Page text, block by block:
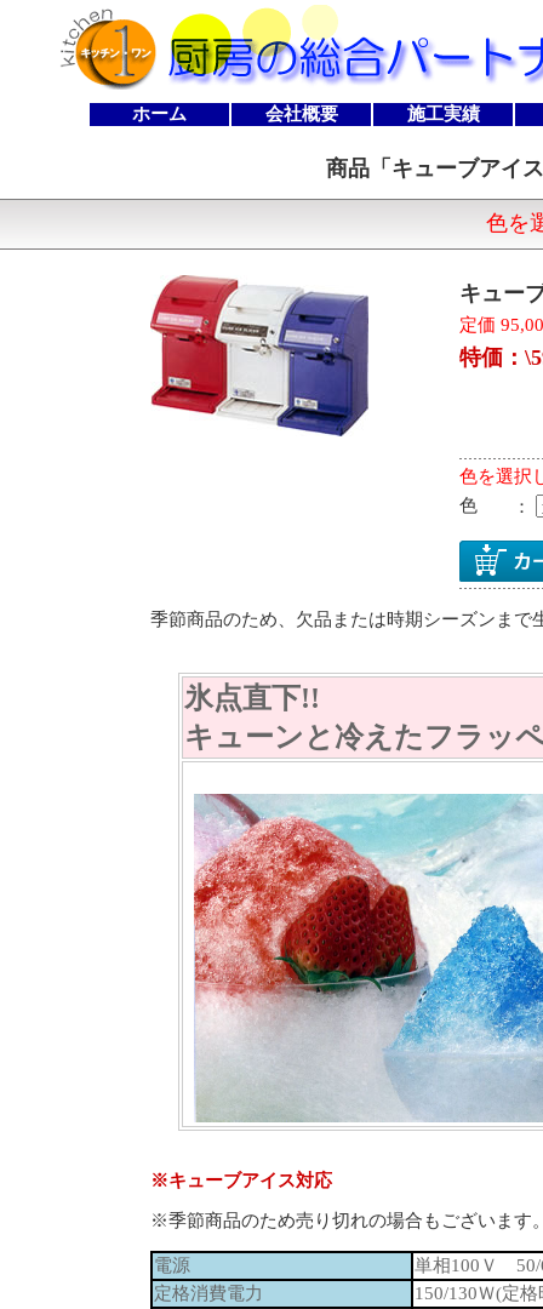
ホーム 会社概要 施工実績
商品「 キューブアイ
色を
キュー
定価
特価：
色を選択
色
：
季節商品のため、欠品または時期シーズンまで
氷点直下!!
キューンと冷えたフラッ
※キューブアイス対応
※季節商品のため売り切れの場合もございます
電源
単相100Ｖ 50/
定格消費電力
150/130Ｗ(定